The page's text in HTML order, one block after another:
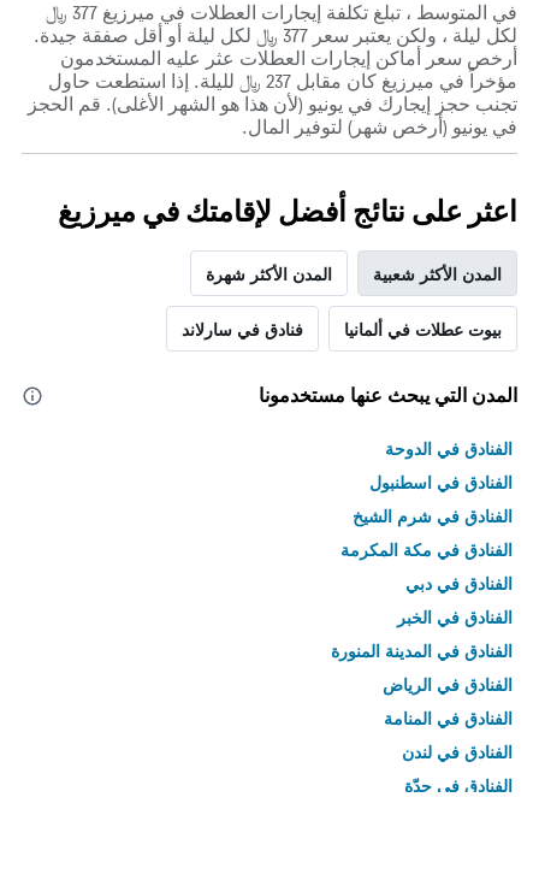
في المتوسط ، تبلغ تكلفة إيجارات العطلات في ميرزيغ 377 ﷼
لكل ليلة ، ولكن يعتبر سعر 377 ﷼ لكل ليلة أو أقل صفقة جيدة.
أرخص سعر أماكن إيجارات العطلات عثر عليه المستخدمون
مؤخراً في ميرزيغ كان مقابل 237 ﷼ لليلة. إذا استطعت حاول
تجنب حجز إيجارك في يونيو (لأن هذا هو الشهر الأغلى). قم الحجز
في يونيو (أرخص شهر) لتوفير المال.
اعثر على نتائج أفضل لإقامتك في ميرزيغ
المدن الأكثر شعبية المدن الأكثر شهرة
بيوت عطلات في ألمانيا فنادق في سارلاند
المدن التي يبحث عنها مستخدمونا
الفنادق في الدوحة
الفنادق في اسطنبول
الفنادق في شرم الشيخ
الفنادق في مكة المكرمة
الفنادق في دبي
الفنادق في الخبر
الفنادق في المدينة المنورة
الفنادق في الرياض
الفنادق في المنامة
الفنادق في لندن
الفنادق في جدّة